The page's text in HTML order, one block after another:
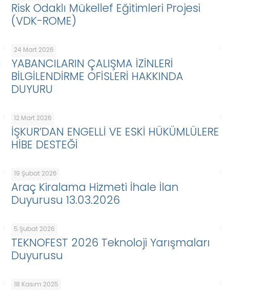
Risk Odaklı Mükellef Eğitimleri Projesi
(VDK-ROME)
24 Mart 2026
YABANCILARIN ÇALIŞMA İZİNLERİ
BİLGİLENDİRME OFİSLERİ HAKKINDA
DUYURU
12 Mart 2026
İŞKUR’DAN ENGELLİ VE ESKİ HÜKÜMLÜLERE
HİBE DESTEĞİ
19 Şubat 2026
Araç Kiralama Hizmeti İhale İlan
Duyurusu 13.03.2026
5 Şubat 2026
TEKNOFEST 2026 Teknoloji Yarışmaları
Duyurusu
18 Kasım 2025